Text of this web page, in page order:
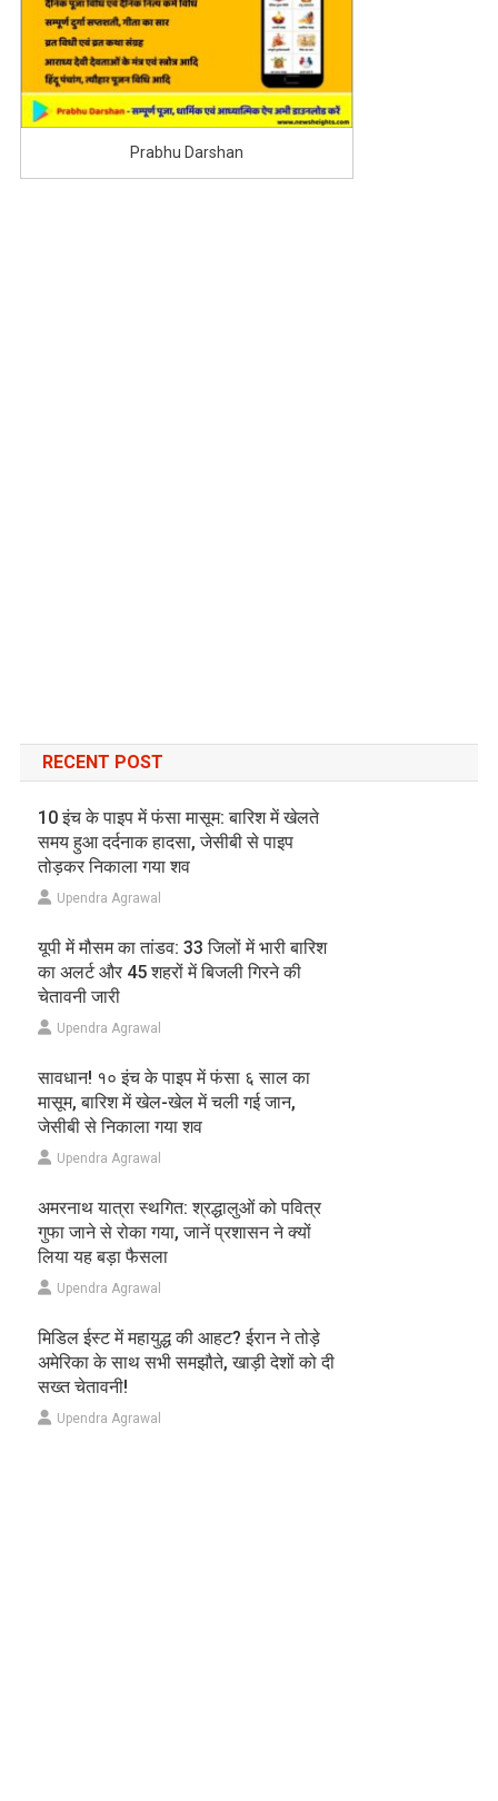
Prabhu Darshan
RECENT POST
10 इंच के पाइप में फंसा मासूम: बारिश में खेलते
समय हुआ दर्दनाक हादसा, जेसीबी से पाइप
तोड़कर निकाला गया शव
Upendra Agrawal
यूपी में मौसम का तांडव: 33 जिलों में भारी बारिश
का अलर्ट और 45 शहरों में बिजली गिरने की
चेतावनी जारी
Upendra Agrawal
सावधान! १० इंच के पाइप में फंसा ६ साल का
मासूम, बारिश में खेल-खेल में चली गई जान,
जेसीबी से निकाला गया शव
Upendra Agrawal
अमरनाथ यात्रा स्थगित: श्रद्धालुओं को पवित्र
गुफा जाने से रोका गया, जानें प्रशासन ने क्यों
लिया यह बड़ा फैसला
Upendra Agrawal
मिडिल ईस्ट में महायुद्ध की आहट? ईरान ने तोड़े
अमेरिका के साथ सभी समझौते, खाड़ी देशों को दी
सख्त चेतावनी!
Upendra Agrawal